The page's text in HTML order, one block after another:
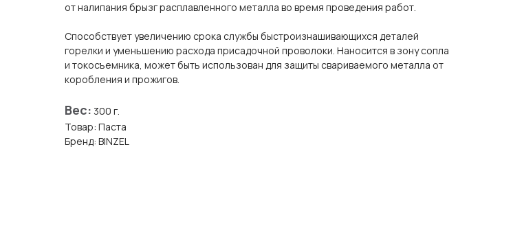
от налипания брызг расплавленного металла во время проведения работ.
Способствует увеличению срока службы быстроизнашивающихся деталей
горелки и уменьшению расхода присадочной проволоки. Наносится в зону сопла
и токосъемника, может быть использован для защиты свариваемого металла от
коробления и прожигов.
Вес: 300 г.
Товар: Паста
Бренд: BINZEL